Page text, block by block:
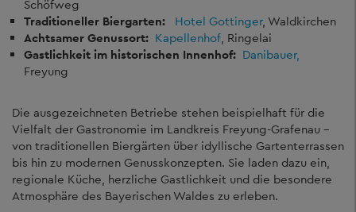
Schöfweg
Traditioneller Biergarten:
Hotel Gottinger, Waldkirchen
Achtsamer Genussort: Kapellenhof , Ringelai
Gastlichkeit im historischen Innenhof: Danibauer,
Freyung
Die ausgezeichneten Betriebe stehen beispielhaft für die
Vielfalt der Gastronomie im Landkreis Freyung-Grafenau –
von traditionellen Biergärten über idyllische Gartenterrassen
bis hin zu modernen Genusskonzepten. Sie laden dazu ein,
regionale Küche, herzliche Gastlichkeit und die besondere
Atmosphäre des Bayerischen Waldes zu erleben.